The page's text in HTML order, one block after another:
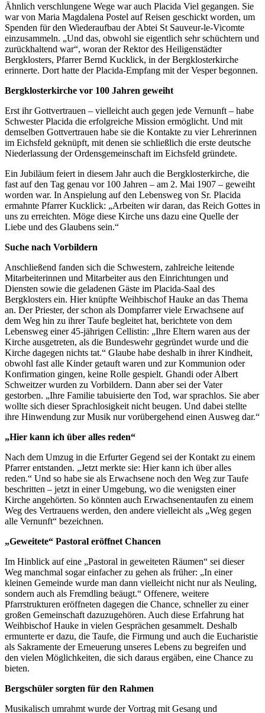
Ähnlich verschlungene Wege war auch Placida Viel gegangen. Sie
war von Maria Magdalena Postel auf Reisen geschickt worden, um
Spenden für den Wiederaufbau der Abtei St Sauveur-le-Vicomte
einzusammeln. „Und das, obwohl sie eigentlich sehr schüchtern und
zurückhaltend war“, woran der Rektor des Heiligenstädter
Bergklosters, Pfarrer Bernd Kucklick, in der Bergklosterkirche
erinnerte. Dort hatte der Placida-Empfang mit der Vesper begonnen.
Bergklosterkirche vor 100 Jahren geweiht
Erst ihr Gottvertrauen – vielleicht auch gegen jede Vernunft – habe
Schwester Placida die erfolgreiche Mission ermöglicht. Und mit
demselben Gottvertrauen habe sie die Kontakte zu vier Lehrerinnen
im Eichsfeld geknüpft, mit denen sie schließlich die erste deutsche
Niederlassung der Ordensgemeinschaft im Eichsfeld gründete.
Ein Jubiläum feiert in diesem Jahr auch die Bergklosterkirche, die
fast auf den Tag genau vor 100 Jahren – am 2. Mai 1907 – geweiht
worden war. In Anspielung auf den Lebensweg von Sr. Placida
ermahnte Pfarrer Kucklick: „Arbeiten wir daran, das Reich Gottes in
uns zu erreichten. Möge diese Kirche uns dazu eine Quelle der
Liebe und des Glaubens sein.“
Suche nach Vorbildern
Anschließend fanden sich die Schwestern, zahlreiche leitende
Mitarbeiterinnen und Mitarbeiter aus den Einrichtungen und
Diensten sowie die geladenen Gäste im Placida-Saal des
Bergklosters ein. Hier knüpfte Weihbischof Hauke an das Thema
an. Der Priester, der schon als Dompfarrer viele Erwachsene auf
dem Weg hin zu ihrer Taufe begleitet hat, berichtete von dem
Lebensweg einer 45-jährigen Cellistin: „Ihre Eltern waren aus der
Kirche ausgetreten, als die Bundeswehr gegründet wurde und die
Kirche dagegen nichts tat.“ Glaube habe deshalb in ihrer Kindheit,
obwohl fast alle Kinder getauft waren und zur Kommunion oder
Konfirmation gingen, keine Rolle gespielt. Ghandi oder Albert
Schweitzer wurden zu Vorbildern. Dann aber sei der Vater
gestorben. „Ihre Familie tabuisierte den Tod, war sprachlos. Sie aber
wollte sich dieser Sprachlosigkeit nicht beugen. Und dabei stellte
ihre Hinwendung zur Musik nur vorübergehend einen Ausweg dar.“
„Hier kann ich über alles reden“
Nach dem Umzug in die Erfurter Gegend sei der Kontakt zu einem
Pfarrer entstanden. „Jetzt merkte sie: Hier kann ich über alles
reden.“ Und so habe sie als Erwachsene noch den Weg zur Taufe
beschritten – jetzt in einer Umgebung, wo die wenigsten einer
Kirche angehörten. So könnten auch Erwachsenentaufen zu einem
Weg des Vertrauens werden, den andere vielleicht als „Weg gegen
alle Vernunft“ bezeichnen.
„Geweitete“ Pastoral eröffnet Chancen
Im Hinblick auf eine „Pastoral in geweiteten Räumen“ sei dieser
Weg manchmal sogar einfacher zu gehen als früher: „In einer
kleinen Gemeinde wurde man dann vielleicht nicht nur als Neuling,
sondern auch als Fremdling beäugt.“ Offenere, weitere
Pfarrstrukturen eröffneten dagegen die Chance, schneller zu einer
großen Gemeinschaft dazuzugehören. Auch diese Erfahrung hat
Weihbischof Hauke in vielen Gesprächen gesammelt. Deshalb
ermunterte er dazu, die Taufe, die Firmung und auch die Eucharistie
als Sakramente der Erneuerung unseres Lebens zu begreifen und
den vielen Möglichkeiten, die sich daraus ergäben, eine Chance zu
bieten.
Bergschüler sorgten für den Rahmen
Musikalisch umrahmt wurde der Vortrag mit Gesang und